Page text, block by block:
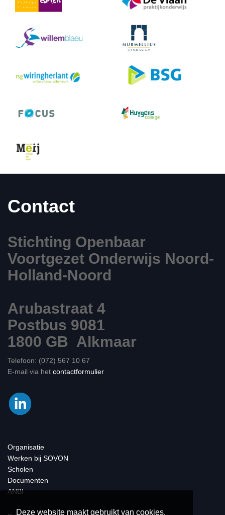
Deze website maakt gebruikt van cookies.
Contact
Stichting Openbaar
Voortgezet Onderwijs Noord-
Holland-Noord
Arubastraat 4
Postbus 9081
1800 GB Alkmaar
Telefoon: (072) 567 10 67
E-mail via het contactformulier
Organisatie
Werken bij SOVON
Scholen
Documenten
ANBI